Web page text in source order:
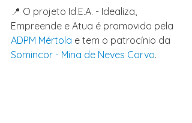
📍 O projeto Id.E.A. - Idealiza,
Empreende e Atua é promovido pela
ADPM Mértola e tem o patrocínio da
Somincor - Mina de Neves Corvo.